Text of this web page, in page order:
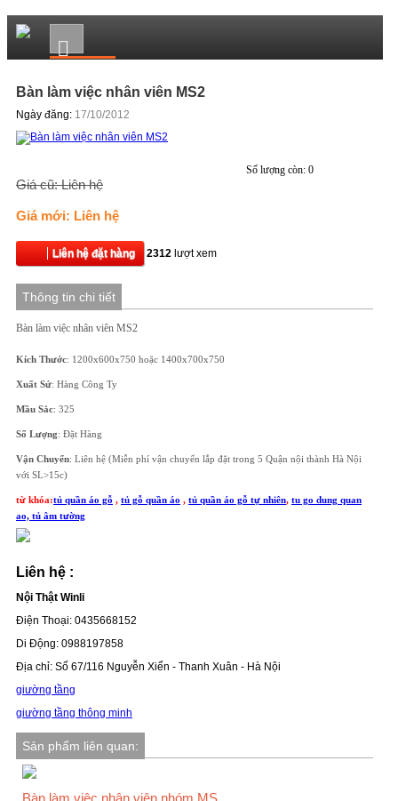
Bàn làm việc nhân viên MS2
Ngày đăng: 17/10/2012
Giá cũ: Liên hệ
Giá mới: Liên hệ
Số lượng còn: 0
Liên hệ đặt hàng 2312 lượt xem
Thông tin chi tiết
Bàn làm việc nhân viên MS2
Kích Thước: 1200x600x750 hoặc 1400x700x750
Xuất Sứ: Hàng Công Ty
Mầu Sắc: 325
Số Lượng: Đặt Hàng
Vận Chuyển: Liên hệ (Miễn phí vận chuyển lắp đặt trong 5 Quận nội thành Hà Nội
với SL>15c)
từ khóa:tủ quần áo gỗ , tủ gỗ quần áo , tủ quần áo gỗ tự nhiên, tu go dung quan
ao, tủ âm tường
Liên hệ :
Nội Thật Winli
Điện Thoại: 0435668152
Di Động: 0988197858
Địa chỉ: Số 67/116 Nguyễn Xiển - Thanh Xuân - Hà Nội
giường tầng
giường tầng thông minh
Sản phẩm liên quan:
Bàn làm việc nhân viên nhóm MS